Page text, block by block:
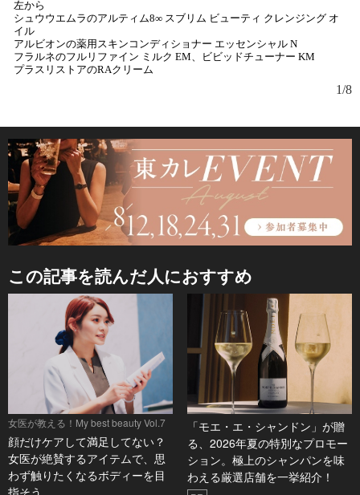
左から
シュウウエムラのアルティム8∞ スブリム ビューティ クレンジング オ
イル
アルビオンの薬用スキンコンディショナー エッセンシャル N
フラルネのフルリファイン ミルク EM、ビビッドチューナー KM
プラスリストアのRAクリーム
1/8
この記事を読んだ人におすすめ
女医が教える！My best beauty Vol.7
顔だけケアして満足してない？
女医が絶賛するアイテムで、思
わず触りたくなるボディーを目
「モエ・エ・シャンドン」が贈
る、2026年夏の特別なプロモー
ション。極上のシャンパンを味
わえる厳選店舗を一挙紹介！